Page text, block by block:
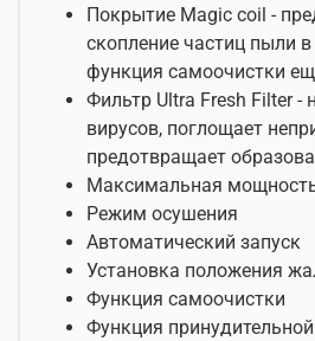
Покрытие Magic coil -
скопление частиц пыли
функция самоочистки
Фильтр Ultra Fresh Filter -
вирусов, поглощает
предотвращает
Максимальная
Режим осушения
Автоматический запуск
Установка положения
Функция самоочистки
Функция